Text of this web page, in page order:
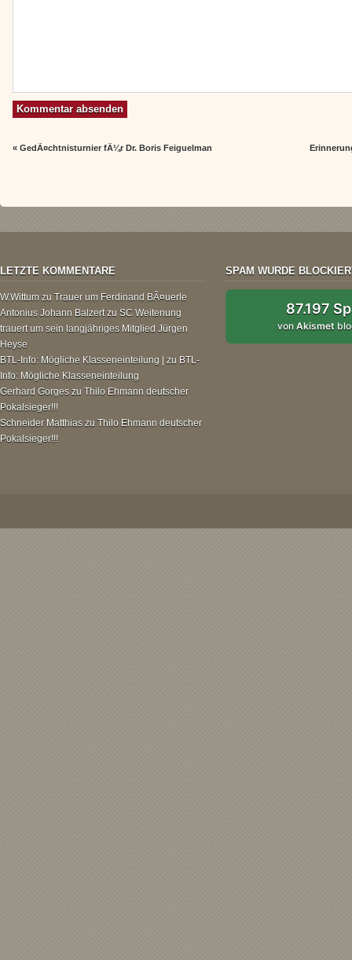
«GedÃ¤chtnisturnier fÃ¼r Dr. Boris Feiguelman
LETZTE KOMMENTARE
W.Wittum zu Trauer um Ferdinand BÃ¤uerle
Antonius Johann Balzertzu SC Weitenung
trauert um sein langjähriges Mitglied Jürgen
Heyse
BTL-Info: Mögliche Klasseneinteilung | zu BTL-
Info: Mögliche Klasseneinteilung
Gerhard Gorges zu Thilo Ehmann deutscher
Pokalsieger!!!
Schneider Matthias zu Thilo Ehmann deutscher
Pokalsieger!!!
SPAM WURDE
87.197
vonAkismet